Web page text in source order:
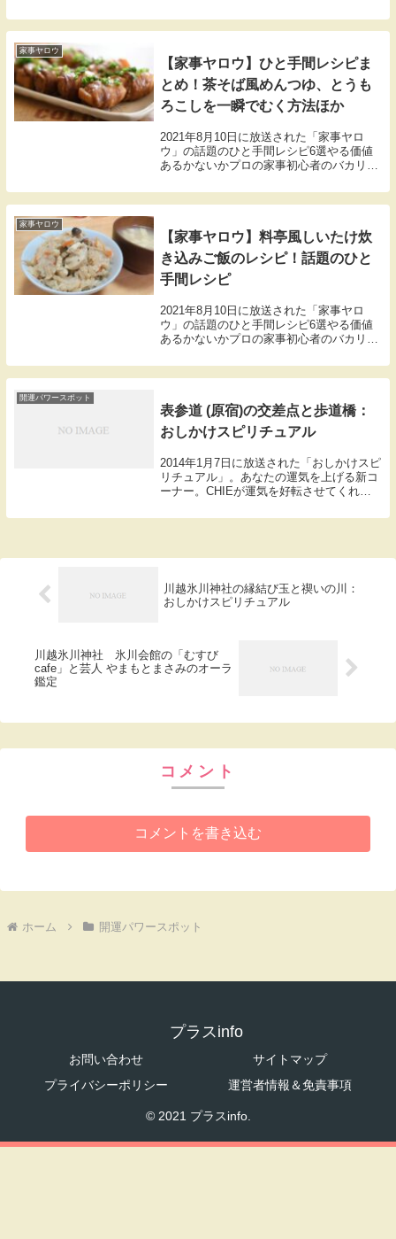
ど足立梨花の鑑定です。）岡田圭右と
CHIEが、毎週土曜日23時55分から好評放
家事ヤロウ
【家事ヤロウ】ひと手間レシピま
とめ！茶そば風めんつゆ、とうも
ろこしを一瞬でむく方法ほか
2021年8月10日に放送された「家事ヤロ
ウ」の話題のひと手間レシピ6選やる価値
あるかないかプロの家事初心者のバカリズ
（メイプル超合金）3人が判定。こちらで
は話題のひと手間レシピ6選の材料や作り
家事ヤロウ
【家事ヤロウ】料亭風しいたけ炊
き込みご飯のレシピ！話題のひと
手間レシピ
2021年8月10日に放送された「家事ヤロ
ウ」の話題のひと手間レシピ6選やる価値
あるかないかプロの家事初心者のバカリズ
（メイプル超合金）3人が判定。こちらで
は冷凍するとおいしくなる冷凍しいたけを
開運パワースポット
表参道 (原宿)の交差点と歩道橋：
おしかけスピリチュアル
2014年1月7日に放送された「おしかけスピ
リチュアル」。あなたの運気を上げる新コ
ーナー。CHIEが運気を好転させてくれる
CHIE散歩』まずちえが坪倉（我が家）を
川越氷川神社の縁結び玉と禊いの川：
おしかけスピリチュアル
川越氷川神社 氷川会館の「むすび
cafe」と芸人 やまもとまさみのオーラ
鑑定
コメント
コメントを書き込む
ホーム 開運パワースポット
プラスinfo
お問い合わせ
サイトマップ
プライバシーポリシー
運営者情報＆免責事項
© 2021 プラスinfo.